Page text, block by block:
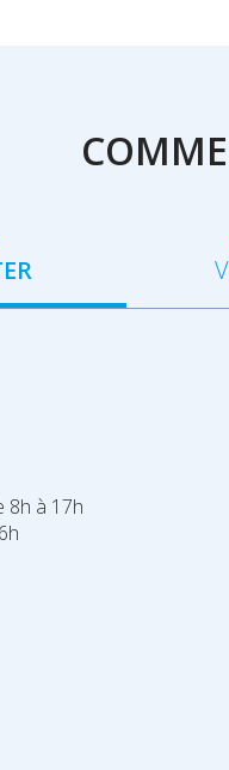
8h à 17h